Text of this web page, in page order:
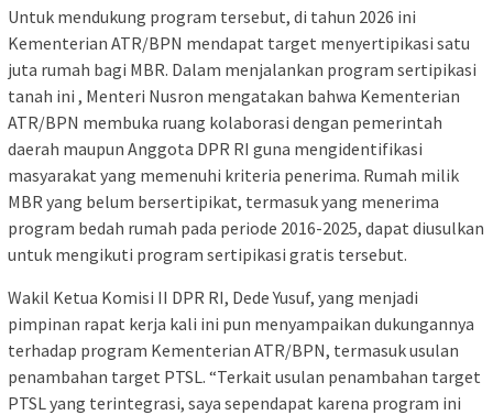
Untuk mendukung program tersebut, di tahun 2026 ini
Kementerian ATR/BPN mendapat target menyertipikasi satu
juta rumah bagi MBR. Dalam menjalankan program sertipikasi
tanah ini , Menteri Nusron mengatakan bahwa Kementerian
ATR/BPN membuka ruang kolaborasi dengan pemerintah
daerah maupun Anggota DPR RI guna mengidentifikasi
masyarakat yang memenuhi kriteria penerima. Rumah milik
MBR yang belum bersertipikat, termasuk yang menerima
program bedah rumah pada periode 2016-2025, dapat diusulkan
untuk mengikuti program sertipikasi gratis tersebut.
Wakil Ketua Komisi II DPR RI, Dede Yusuf, yang menjadi
pimpinan rapat kerja kali ini pun menyampaikan dukungannya
terhadap program Kementerian ATR/BPN, termasuk usulan
penambahan target PTSL. “Terkait usulan penambahan target
PTSL yang terintegrasi, saya sependapat karena program ini